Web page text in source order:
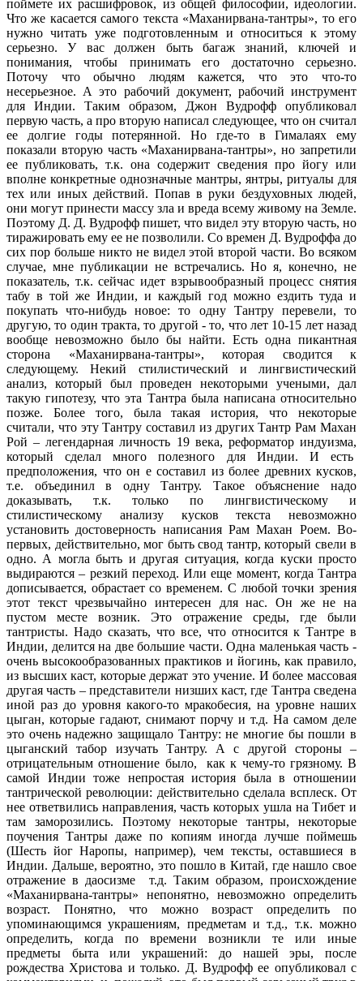
поймете их расшифровок, из общей философии, идеологии.
Что же касается самого текста «Маханирвана-тантры», то его
нужно читать уже подготовленным и относиться к этому
серьезно. У вас должен быть багаж знаний, ключей и
понимания, чтобы принимать его достаточно серьезно.
Поточу что обычно людям кажется, что это что-то
несерьезное. А это рабочий документ, рабочий инструмент
для Индии. Таким образом, Джон Вудрофф опубликовал
первую часть, а про вторую написал следующее, что он считал
ее долгие годы потерянной. Но где-то в Гималаях ему
показали вторую часть «Маханирвана-тантры», но запретили
ее публиковать, т.к. она содержит сведения про йогу или
вполне конкретные однозначные мантры, янтры, ритуалы для
тех или иных действий. Попав в руки бездуховных людей,
они могут принести массу зла и вреда всему живому на Земле.
Поэтому Д. Д. Вудрофф пишет, что видел эту вторую часть, но
тиражировать ему ее не позволили. Со времен Д. Вудроффа до
сих пор больше никто не видел этой второй части. Во всяком
случае, мне публикации не встречались. Но я, конечно, не
показатель, т.к. сейчас идет взрывообразный процесс снятия
табу в той же Индии, и каждый год можно ездить туда и
покупать что-нибудь новое: то одну Тантру перевели, то
другую, то один тракта, то другой - то, что лет 10-15 лет назад
вообще невозможно было бы найти. Есть одна пикантная
сторона «Маханирвана-тантры», которая сводится к
следующему. Некий стилистический и лингвистический
анализ, который был проведен некоторыми учеными, дал
такую гипотезу, что эта Тантра была написана относительно
позже. Более того, была такая история, что некоторые
считали, что эту Тантру составил из других Тантр Рам Махан
Рой – легендарная личность 19 века, реформатор индуизма,
который сделал много полезного для Индии. И есть
предположения, что он е составил из более древних кусков,
т.е. объединил в одну Тантру. Такое объяснение надо
доказывать, т.к. только по лингвистическому и
стилистическому анализу кусков текста невозможно
установить достоверность написания Рам Махан Роем. Во-
первых, действительно, мог быть свод тантр, который свели в
одно. А могла быть и другая ситуация, когда куски просто
выдираются – резкий переход. Или еще момент, когда Тантра
дописывается, обрастает со временем. С любой точки зрения
этот текст чрезвычайно интересен для нас. Он же не на
пустом месте возник. Это отражение среды, где были
тантристы. Надо сказать, что все, что относится к Тантре в
Индии, делится на две большие части. Одна маленькая часть -
очень высокообразованных практиков и йогинь, как правило,
из высших каст, которые держат это учение. И более массовая
другая часть – представители низших каст, где Тантра сведена
иной раз до уровня какого-то мракобесия, на уровне наших
цыган, которые гадают, снимают порчу и т.д. На самом деле
это очень надежно защищало Тантру: не многие бы пошли в
цыганский табор изучать Тантру. А с другой стороны –
отрицательным отношение было,
как к чему-то грязному. В
самой Индии тоже непростая история была в отношении
тантрической революции: действительно сделала всплеск. От
нее ответвились направления, часть которых ушла на Тибет и
там заморозились. Поэтому некоторые тантры, некоторые
поучения Тантры даже по копиям иногда лучше поймешь
(Шесть йог Наропы, например), чем тексты, оставшиеся в
Индии. Дальше, вероятно, это пошло в Китай, где нашло свое
отражение в даосизме
т.д. Таким образом, происхождение
«Маханирвана-тантры» непонятно, невозможно определить
возраст. Понятно, что можно возраст определить по
упоминающимся украшениям, предметам и т.д., т.к. можно
определить, когда по времени возникли те или иные
предметы быта или украшений: до нашей эры, после
рождества Христова и только. Д. Вудрофф ее опубликовал с